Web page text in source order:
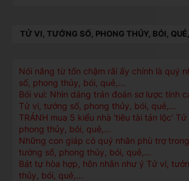
TỬ VI, TƯỚNG SỐ, PHONG THỦY, BÓI,
Nói năng từ tốn chậm rãi ấy chính là quý
số, phong thủy, bói, quẻ,...
Bói vui: Nhìn dáng trán đoán sơ lược tính
Tử vi, tướng số, phong thủy, bói, quẻ,...
TRÁNH mua 5 kiểu nhà 'tiêu tài tán lộc' Tử
phong thủy, bói, quẻ,...
Những con giáp có quý nhân phù trợ
tướng số, phong thủy, bói, quẻ,...
Bát tự hòa hợp, hôn nhân như ý Tử vi,
thủy, bói, quẻ,...